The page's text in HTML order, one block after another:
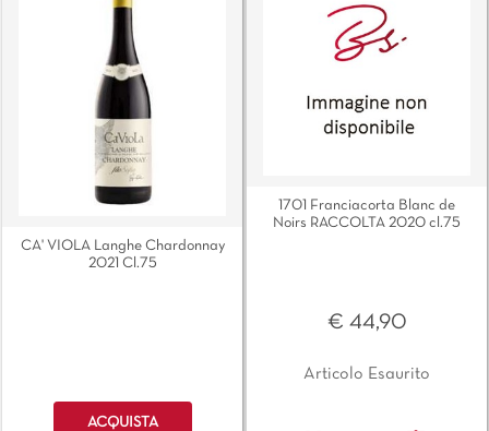
CA' VIOLA Langhe Chardonnay
2021 Cl.75
Quantità
ACQUISTA
1701 Franciacorta Blanc de
Noirs RACCOLTA 2020 cl.75
€ 44,90
Articolo Esaurito